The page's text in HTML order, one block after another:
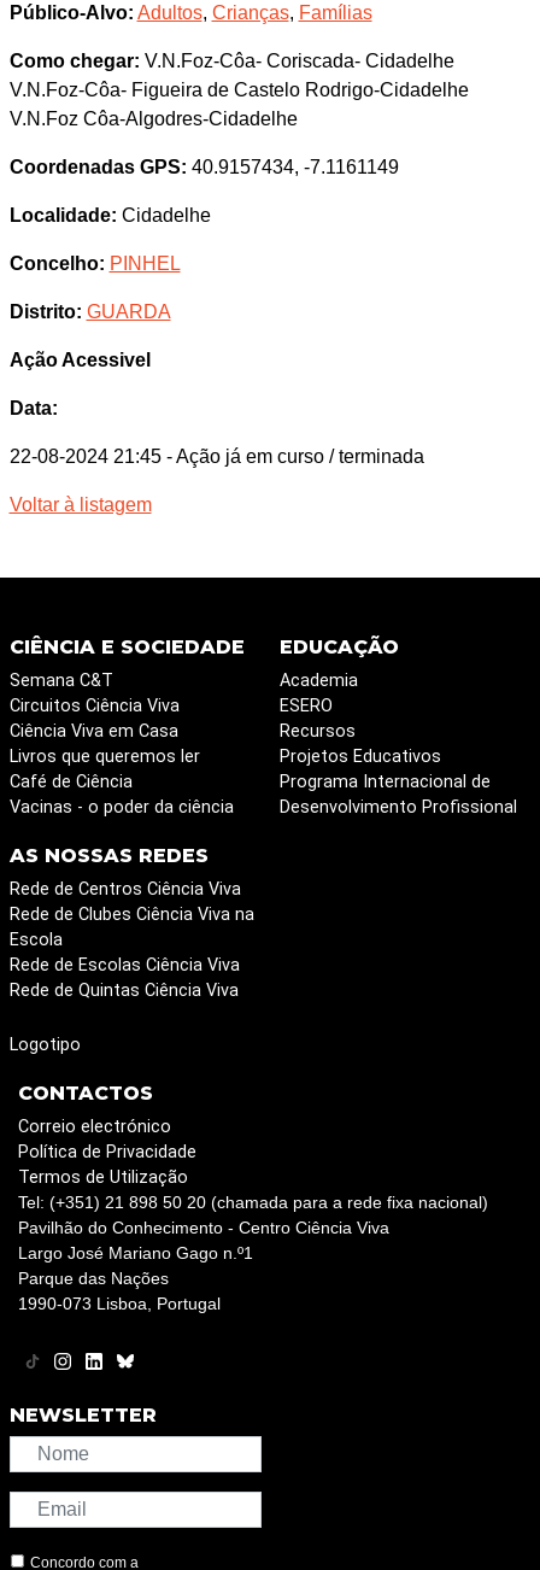
Público-Alvo: Adultos, Crianças, Famílias
Como chegar: V.N.Foz-Côa- Coriscada- Cidadelhe
V.N.Foz-Côa- Figueira de Castelo Rodrigo-Cidadelhe
V.N.Foz Côa-Algodres-Cidadelhe
Coordenadas GPS: 40.9157434, -7.1161149
Localidade: Cidadelhe
Concelho: PINHEL
Distrito: GUARDA
Ação Acessivel
Data:
22-08-2024 21:45 - Ação já em curso / terminada
Voltar à listagem
CIÊNCIA E SOCIEDADE
Semana C&T
Circuitos Ciência Viva
Ciência Viva em Casa
Livros que queremos ler
Café de Ciência
Vacinas - o poder da ciência
EDUCAÇÃO
Academia
ESERO
Recursos
Projetos Educativos
Programa Internacional de
Desenvolvimento Profissional
AS NOSSAS REDES
Rede de Centros Ciência Viva
Rede de Clubes Ciência Viva na
Escola
Rede de Escolas Ciência Viva
Rede de Quintas Ciência Viva
Logotipo
CONTACTOS
Correio electrónico
Política de Privacidade
Termos de Utilização
Tel: (+351) 21 898 50 20 (chamada para a rede fixa nacional)
Pavilhão do Conhecimento - Centro Ciência Viva
Largo José Mariano Gago n.º1
Parque das Nações
1990-073 Lisboa, Portugal
NEWSLETTER
Concordo com a